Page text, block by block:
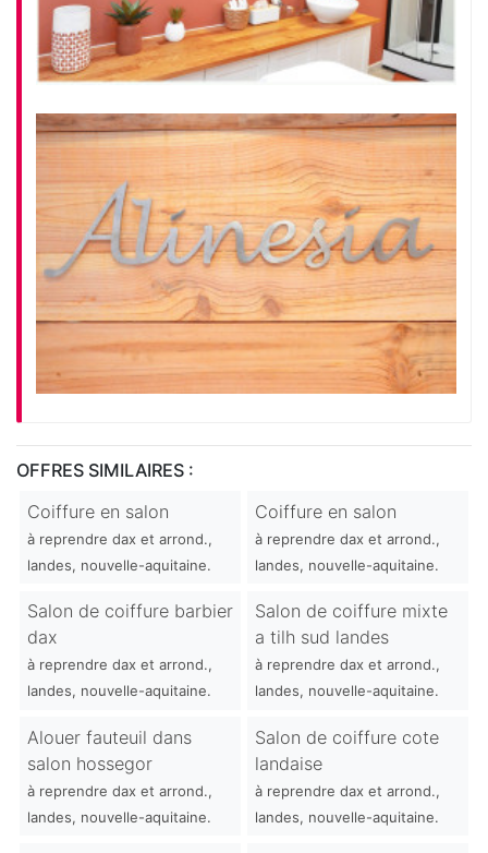
OFFRES SIMILAIRES :
Coiffure en salon
à reprendre dax et arrond.,
landes, nouvelle-aquitaine.
Coiffure en salon
à reprendre dax et arrond.,
landes, nouvelle-aquitaine.
Salon de coiffure barbier
dax
à reprendre dax et arrond.,
landes, nouvelle-aquitaine.
Salon de coiffure mixte
a tilh sud landes
à reprendre dax et arrond.,
landes, nouvelle-aquitaine.
Alouer fauteuil dans
salon hossegor
à reprendre dax et arrond.,
landes, nouvelle-aquitaine.
Salon de coiffure cote
landaise
à reprendre dax et arrond.,
landes, nouvelle-aquitaine.